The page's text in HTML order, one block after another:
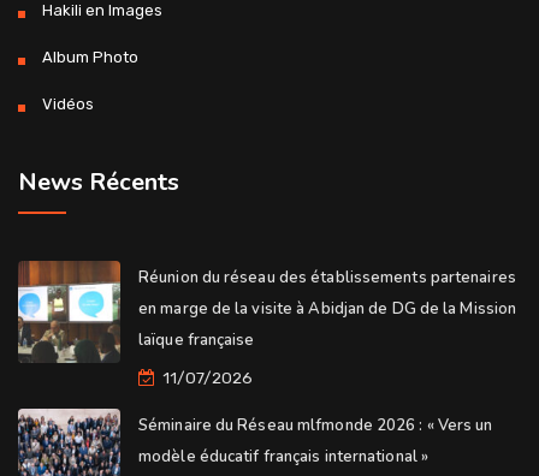
Hakili en Images
Album Photo
Vidéos
News Récents
Réunion du réseau des établissements partenaires
en marge de la visite à Abidjan de DG de la Mission
laïque française
11/07/2026
Séminaire du Réseau mlfmonde 2026 : « Vers un
modèle éducatif français international »